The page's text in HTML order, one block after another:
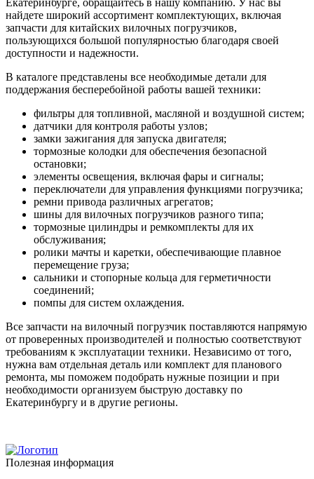
Екатеринбурге, обращайтесь в нашу компанию. У нас вы
найдете широкий ассортимент комплектующих, включая
запчасти для китайских вилочных погрузчиков,
пользующихся большой популярностью благодаря своей
доступности и надежности.
В каталоге представлены все необходимые детали для
поддержания бесперебойной работы вашей техники:
фильтры для топливной, масляной и воздушной систем;
датчики для контроля работы узлов;
замки зажигания для запуска двигателя;
тормозные колодки для обеспечения безопасной
остановки;
элементы освещения, включая фары и сигналы;
переключатели для управления функциями погрузчика;
ремни привода различных агрегатов;
шины для вилочных погрузчиков разного типа;
тормозные цилиндры и ремкомплекты для их
обслуживания;
ролики мачты и каретки, обеспечивающие плавное
перемещение груза;
сальники и стопорные кольца для герметичности
соединений;
помпы для систем охлаждения.
Все запчасти на вилочный погрузчик поставляются напрямую
от проверенных производителей и полностью соответствуют
требованиям к эксплуатации техники. Независимо от того,
нужна вам отдельная деталь или комплект для планового
ремонта, мы поможем подобрать нужные позиции и при
необходимости организуем быструю доставку по
Екатеринбургу и в другие регионы.
Полезная информация